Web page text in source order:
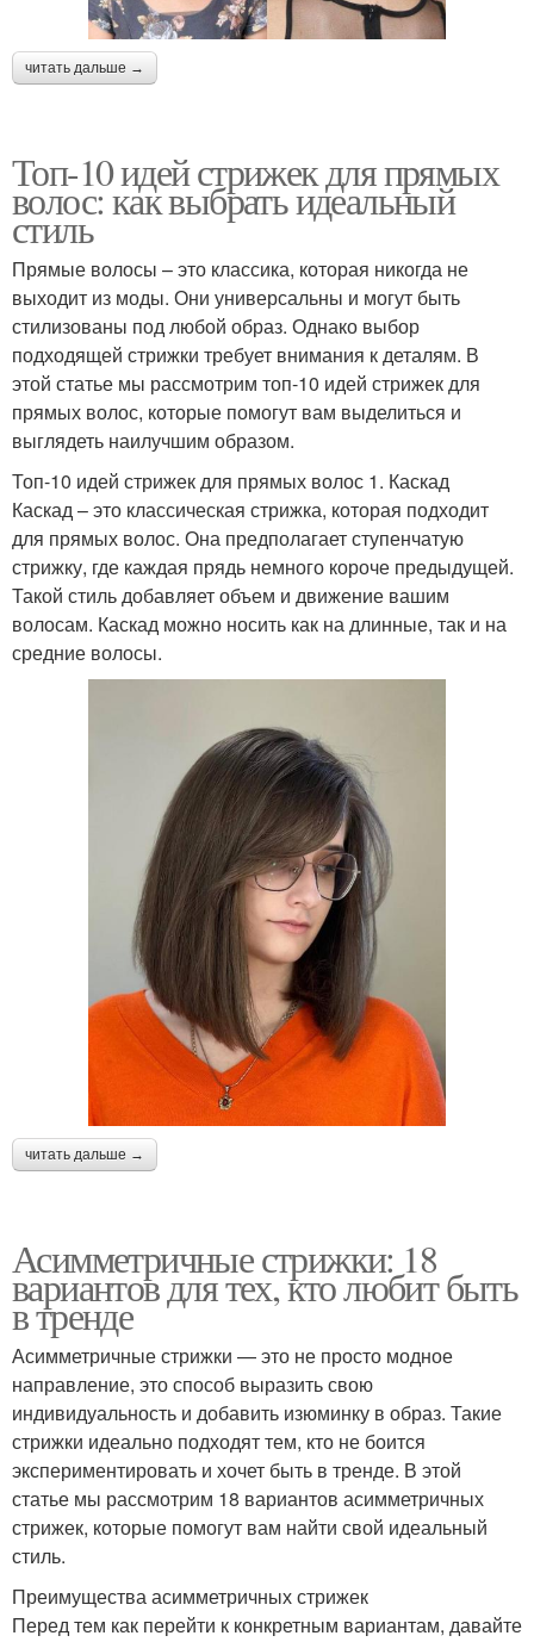
читать дальше →
Топ-10 идей стрижек для прямых
волос: как выбрать идеальный
стиль
Прямые волосы – это классика, которая никогда не
выходит из моды. Они универсальны и могут быть
стилизованы под любой образ. Однако выбор
подходящей стрижки требует внимания к деталям. В
этой статье мы рассмотрим топ-10 идей стрижек для
прямых волос, которые помогут вам выделиться и
выглядеть наилучшим образом.
Топ-10 идей стрижек для прямых волос 1. Каскад
Каскад – это классическая стрижка, которая подходит
для прямых волос. Она предполагает ступенчатую
стрижку, где каждая прядь немного короче предыдущей.
Такой стиль добавляет объем и движение вашим
волосам. Каскад можно носить как на длинные, так и на
средние волосы.
читать дальше →
Асимметричные стрижки: 18
вариантов для тех, кто любит быть
в тренде
Асимметричные стрижки — это не просто модное
направление, это способ выразить свою
индивидуальность и добавить изюминку в образ. Такие
стрижки идеально подходят тем, кто не боится
экспериментировать и хочет быть в тренде. В этой
статье мы рассмотрим 18 вариантов асимметричных
стрижек, которые помогут вам найти свой идеальный
стиль.
Преимущества асимметричных стрижек
Перед тем как перейти к конкретным вариантам, давайте